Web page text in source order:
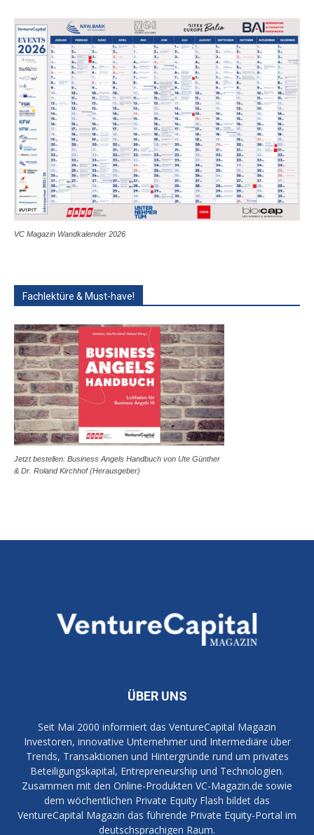
VC Magazin Wandkalender 2026
Fachlektüre & Must-have!
Jetzt bestellen: Business Angels Handbuch von Ute Günther
& Dr. Roland Kirchhof (Herausgeber)
ÜBER UNS
Seit Mai 2000 informiert das VentureCapital Magazin
Investoren, innovative Unternehmer und Intermediäre über
Trends, Transaktionen und Hintergründe rund um privates
Beteiligungskapital, Entrepreneurship und Technologien.
Zusammen mit den Online-Produkten VC-Magazin.de sowie
dem wöchentlichen Private Equity Flash bildet das
VentureCapital Magazin das führende Private Equity-Portal im
deutschsprachigen Raum.